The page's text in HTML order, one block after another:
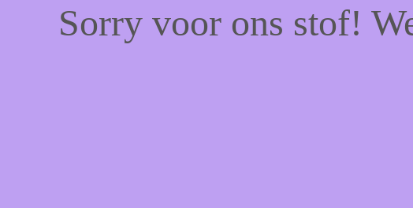
Sorry voor ons stof!